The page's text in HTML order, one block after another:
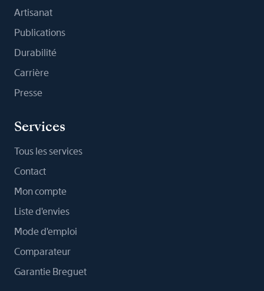
Artisanat
Publications
Durabilité
Carrière
Presse
Services
Tous les services
Contact
Mon compte
Liste d'envies
Mode d'emploi
Comparateur
Garantie Breguet